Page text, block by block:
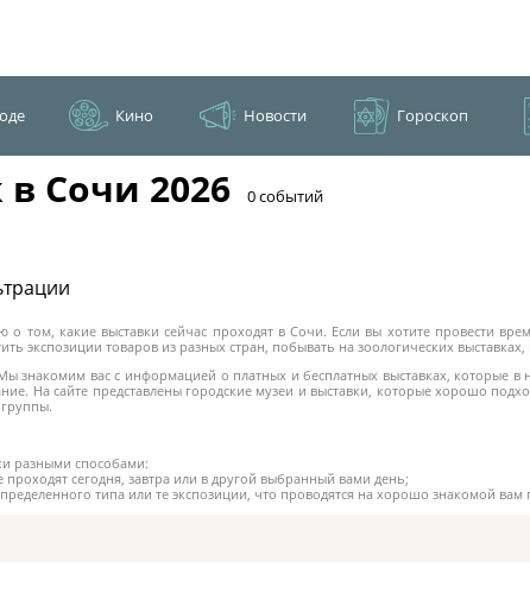
Кино Новости Гороскоп
Сочи 2026 ​0 событий
том, какие выставки сейчас проходят в Сочи. Если вы хотите провести
экспозиции товаров из разных стран, побывать на зоологических
знакомим вас с информацией о платных и бесплатных выставках, которые
На сайте представлены городские музеи и выставки, которые хорошо
разными способами:
сегодня, завтра или в другой выбранный вами день;
типа или те экспозиции, что проводятся на хорошо знакомой вам